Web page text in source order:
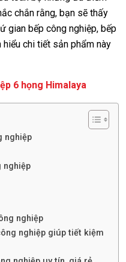
chắn rằng, bạn sẽ thấy
gian bếp công nghiệp, bếp
hiểu chi tiết sản phẩm này
6 họng Himalaya
nghiệp
nghiệp
nghiệp
nghiệp giúp tiết kiệm